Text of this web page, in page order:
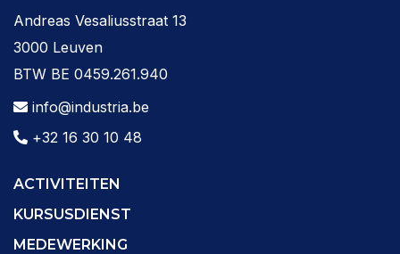
Andreas Vesaliusstraat 13
3000 Leuven
BTW BE 0459.261.940
info@industria.be
+32 16 30 10 48
ACTIVITEITEN
KURSUSDIENST
MEDEWERKING